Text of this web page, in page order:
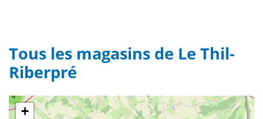
Tous les magasins de Le Thil-
Riberpré
4
+